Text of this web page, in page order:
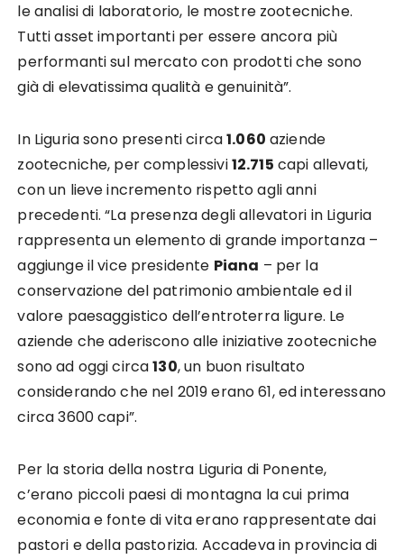
le analisi di laboratorio, le mostre zootecniche.
Tutti asset importanti per essere ancora più
performanti sul mercato con prodotti che sono
già di elevatissima qualità e genuinità”.
In Liguria sono presenti circa1.060 aziende
zootecniche, per complessivi12.715 capi allevati,
con un lieve incremento rispetto agli anni
precedenti. “La presenza degli allevatori in Liguria
rappresenta un elemento di grande importanza –
aggiunge il vice presidente Piana – per la
conservazione del patrimonio ambientale ed il
valore paesaggistico dell’entroterra ligure. Le
aziende che aderiscono alle iniziative zootecniche
sono ad oggi circa130, un buon risultato
considerando che nel 2019 erano 61, ed interessano
circa 3600 capi”.
Per la storia della nostra Liguria di Ponente,
c’erano piccoli paesi di montagna la cui prima
economia e fonte di vita erano rappresentate dai
pastori e della pastorizia. Accadeva in provincia di